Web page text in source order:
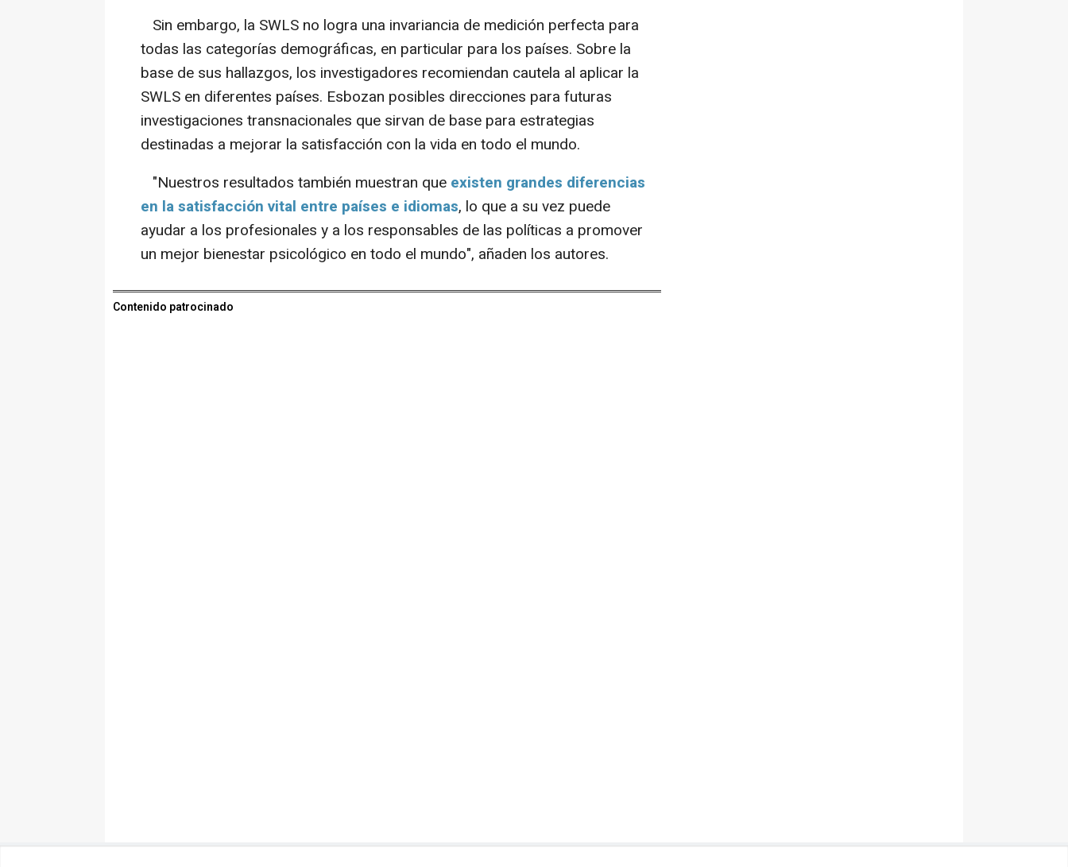
Sin embargo, la SWLS no logra una invariancia de medición perfecta para
todas las categorías demográficas, en particular para los países. Sobre la
base de sus hallazgos, los investigadores recomiendan cautela al aplicar la
SWLS en diferentes países. Esbozan posibles direcciones para futuras
investigaciones transnacionales que sirvan de base para estrategias
destinadas a mejorar la satisfacción con la vida en todo el mundo.
"Nuestros resultados también muestran que existen grandes diferencias
en la satisfacción vital entre países e idiomas, lo que a su vez puede
ayudar a los profesionales y a los responsables de las políticas a promover
un mejor bienestar psicológico en todo el mundo", añaden los autores.
Contenido patrocinado